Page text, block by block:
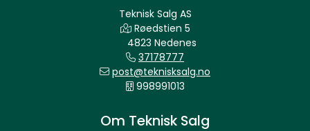
Teknisk Salg AS
Røedstien 5
4823 Nedenes
37178777
post@teknisksalg.no
998991013
Om Teknisk Salg